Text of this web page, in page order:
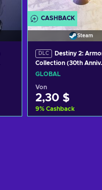
CASHBACK
Steam
DLC
Destiny 2:
Collection (30th Anniv.
Forsaken Pack) (DLC)
GLOBAL
Von
2,30 $
9% Cashback